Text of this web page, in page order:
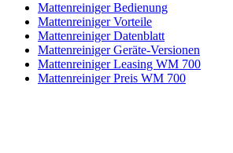
Mattenreiniger Bedienung
Mattenreiniger Vorteile
Mattenreiniger Datenblatt
Mattenreiniger Geräte-Versionen
Mattenreiniger Leasing WM 700
Mattenreiniger Preis WM 700